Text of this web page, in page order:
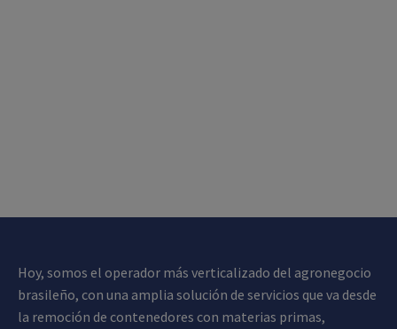
Hoy, somos el operador más verticalizado del agronegocio
brasileño, con una amplia solución de servicios que va desde
la remoción de contenedores con materias primas,